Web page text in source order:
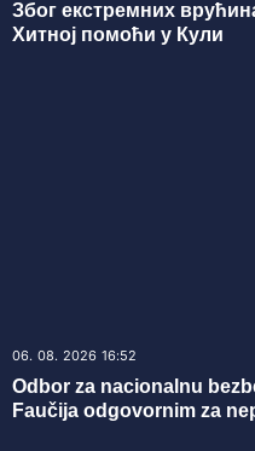
Због екстремних
Хитној помоћи у Кули
06. 08. 2026 16:52
Odbor za nacionalnu
Faučija odgovornim za